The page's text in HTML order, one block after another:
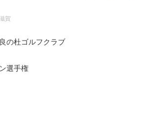
賀
の杜ゴルフクラブ
選手権